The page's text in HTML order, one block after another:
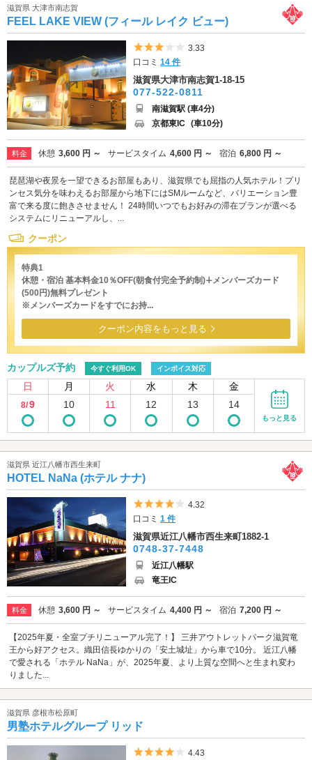
滋賀県 大津市南志賀
FEEL LAKE VIEW (フィール レイク ビュー)
5つ星のうち3
3.33
口コミ14 件
滋賀県大津市南志賀1-18-15
077-522-0811
南滋賀駅 (車4分)
京都東IC (車10分)
料金 休憩 3,600 円 ～ サービスタイム 4,600 円 ～ 宿泊 6,800 円 ～
琵琶湖や夜景を一望できるお部屋もあり、滋賀県でも屈指の人気ホテル！プリ
ンセス気分を味わえるお部屋から地下にはSMルームなど、バリエーション豊
富で来る度に飽きさせません！ 24時間いつでもお好みの滞在プランが選べる
システムにリニューアルし、...
クーポン
特典1
休憩・宿泊 基本料金10％OFF(朝食付完全予約制)∔メンバーズカード
(500円)無料プレゼント
※メンバーズカードをすでにお持...
クーポン内容をもっと見る
カップルズ予約 今すぐ利用OK インボイス対応
日 月 火 水 木 金
8/9 10 11 12 13 14
もっと見る
滋賀県 近江八幡市西生来町
HOTEL NaNa (ホテル ナナ)
5つ星のうち4
4.32
口コミ1 件
滋賀県近江八幡市西生来町1882-1
0748-37-7448
近江八幡駅
竜王IC
料金 休憩 3,600 円 ～ サービスタイム 4,400 円 ～ 宿泊 7,200 円 ～
【2025年夏・全室プチリニューアル完了！】 三井アウトレットパーク滋賀竜
王から好アクセス。織田信長ゆかりの「安土城址」から車で10分。 近江八幡
で愛される「ホテル NaNa」が、2025年夏、より上質な空間へと生まれ変わ
りました...
滋賀県 彦根市松原町
男塾ホテルグループ リッド
5つ星のうち4
4.43